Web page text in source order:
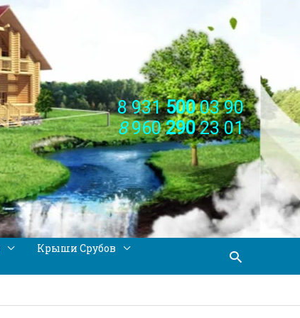
8 93150003 90
896029023 01
Крыши Срубов
Поиск